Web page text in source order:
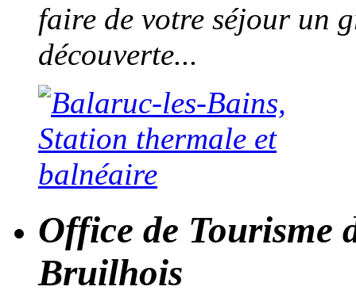
faire de votre séjour un
découverte...
Office de Tourisme
Bruilhois